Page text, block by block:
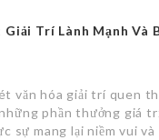
Trí Lành Mạnh Và
văn hóa giải trí quen
phần thưởng giá
sự mang lại niềm vui